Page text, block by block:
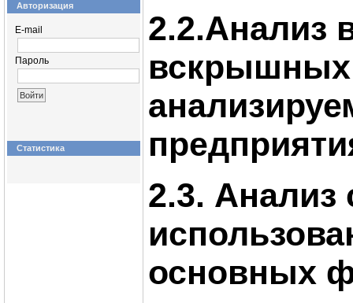
Авторизация
E-mail
Пароль
Статистика
2.2.Анализ
вскрышных
2.3. Анализ
основных